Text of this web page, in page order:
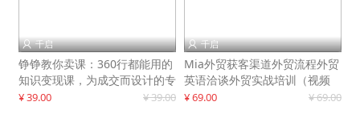
 千启
铮铮教你卖课：360行都能用的
知识变现课，为成交而设计的专
属课程
¥ 39.00 ¥ 39.00
 千启
Mia外贸获客渠道外贸流程外贸
英语洽谈外贸实战培训（视频
课）价值399元
¥ 69.00 ¥ 69.00